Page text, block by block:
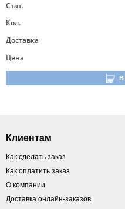
Стат.
Кол.
Доставка
Цена
В
Клиентам
Как сделать заказ
Как оплатить заказ
О компании
Доставка онлайн-заказов